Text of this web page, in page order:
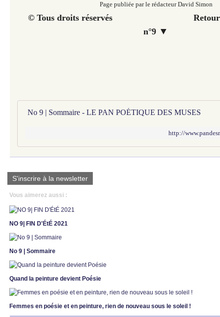
Page publiée par le rédacteur David Simon
© Tous droits réservés Retour au
n°9 ▼
No 9 | Sommaire - LE PAN POÉTIQUE DES MUSES
http://
S'inscrire à la newsletter
Vous aimerez aussi :
NO 9| FIN D'ÉtÉ 2021
No 9 | Sommaire
Quand la peinture devient Poésie
Femmes en poésie et en peinture, rien de nouveau sous le soleil !